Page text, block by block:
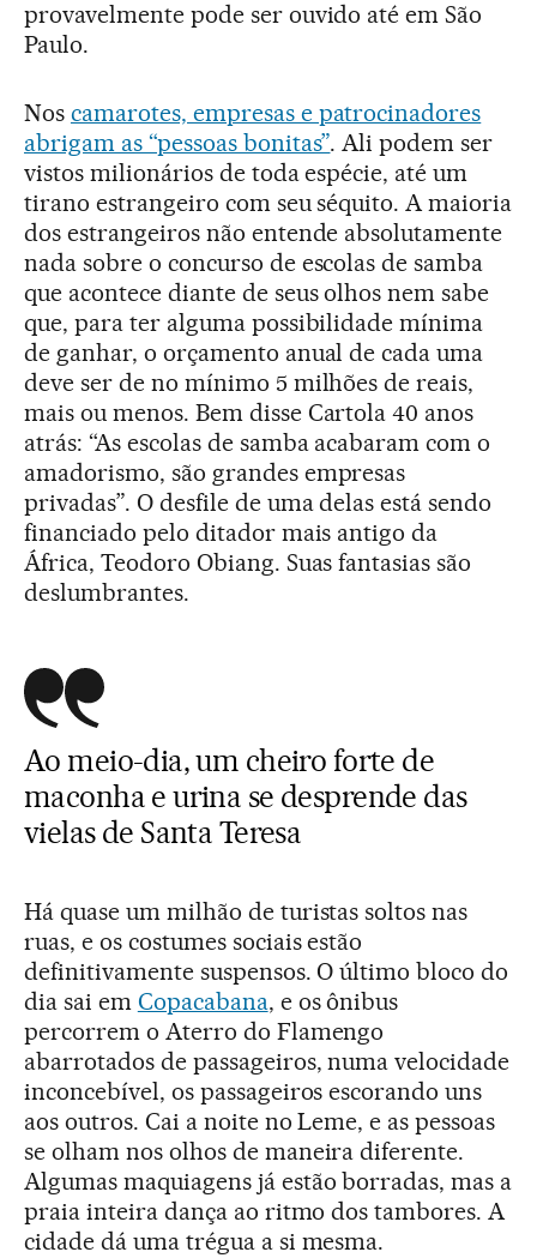
provavelmente pode ser ouvido até em São
Paulo.
Nos camarotes, empresas e patrocinadores
abrigam as “pessoas bonitas”. Ali podem ser
vistos milionários de toda espécie, até um
tirano estrangeiro com seu séquito. A maioria
dos estrangeiros não entende absolutamente
nada sobre o concurso de escolas de samba
que acontece diante de seus olhos nem sabe
que, para ter alguma possibilidade mínima
de ganhar, o orçamento anual de cada uma
deve ser de no mínimo 5 milhões de reais,
mais ou menos. Bem disse Cartola 40 anos
atrás: “As escolas de samba acabaram com o
amadorismo, são grandes empresas
privadas”. O desfile de uma delas está sendo
financiado pelo ditador mais antigo da
África, Teodoro Obiang. Suas fantasias são
deslumbrantes.
Ao meio-dia, um cheiro forte de
maconha e urina se desprende das
vielas de Santa Teresa
Há quase um milhão de turistas soltos nas
ruas, e os costumes sociais estão
definitivamente suspensos. O último bloco do
dia sai em Copacabana, e os ônibus
percorrem o Aterro do Flamengo
abarrotados de passageiros, numa velocidade
inconcebível, os passageiros escorando uns
aos outros. Cai a noite no Leme, e as pessoas
se olham nos olhos de maneira diferente.
Algumas maquiagens já estão borradas, mas a
praia inteira dança ao ritmo dos tambores. A
cidade dá uma trégua a si mesma.